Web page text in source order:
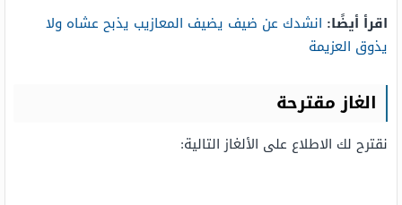
اقرأ أيضًا: انشدك عن ضيف يضيف المعازيب يذبح عشاه ولا
يذوق العزيمة
الغاز مقترحة
نقترح لك الاطلاع على الألغاز التالية: